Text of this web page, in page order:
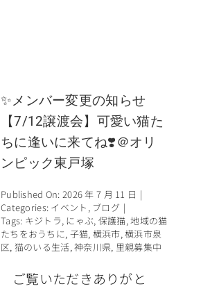
✨メンバー変更の知らせ
【7/12譲渡会】可愛い猫た
ちに逢いに来てね❣️＠オリ
ンピック東戸塚
Published On: 2026 年 7 月 11 日 |
Categories: イベント , ブログ |
Tags: キジトラ, にゃぶ, 保護猫,地域の猫
たちをおうちに, 子猫, 横浜市,横浜市泉
区, 猫のいる生活,神奈川県, 里親募集中
ご覧いただきありがと